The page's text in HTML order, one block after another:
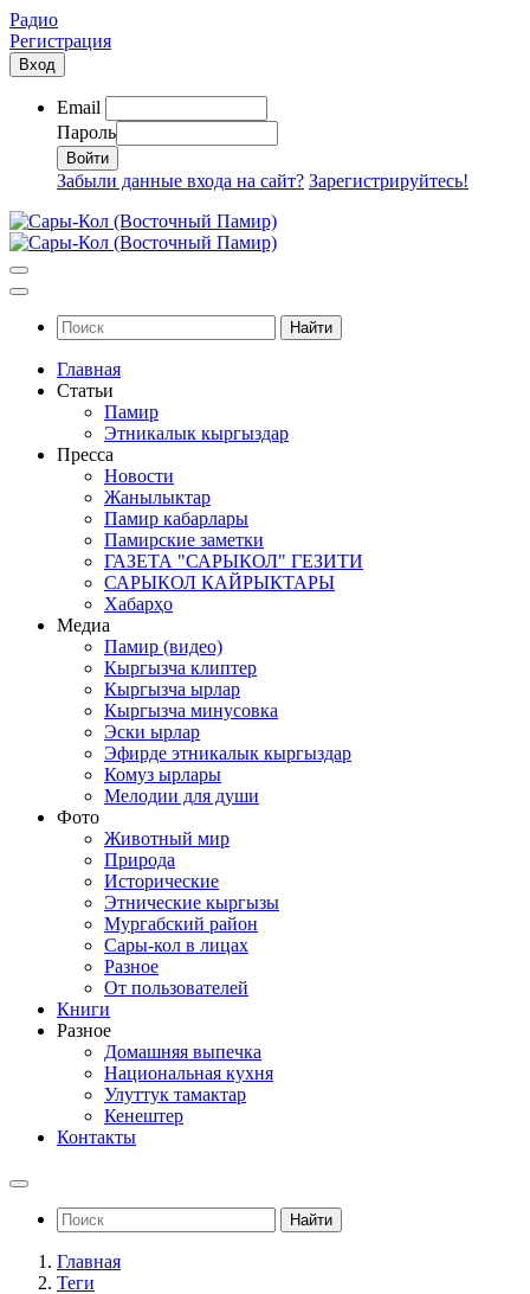
Радио
Регистрация
Вход
Email
Пароль
Забыли данные входа на сайт? Зарегистрируйтесь!
Найти
Главная
Статьи
Памир
Этникалык кыргыздар
Пресса
Новости
Жанылыктар
Памир кабарлары
Памирские заметки
ГАЗЕТА "САРЫКОЛ" ГЕЗИТИ
САРЫКОЛ КАЙРЫКТАРЫ
Хабарҳо
Медиа
Памир (видео)
Кыргызча клиптер
Кыргызча ырлар
Кыргызча минусовка
Эски ырлар
Эфирде этникалык кыргыздар
Комуз ырлары
Мелодии для души
Фото
Животный мир
Природа
Исторические
Этнические кыргызы
Мургабский район
Сары-кол в лицах
Разное
От пользователей
Книги
Разное
Домашняя выпечка
Национальная кухня
Улуттук тамактар
Кенештер
Контакты
Найти
Главная
Теги